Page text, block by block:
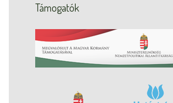
Támogatók